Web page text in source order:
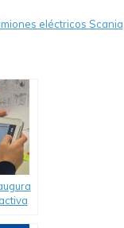
eléctricos Scania